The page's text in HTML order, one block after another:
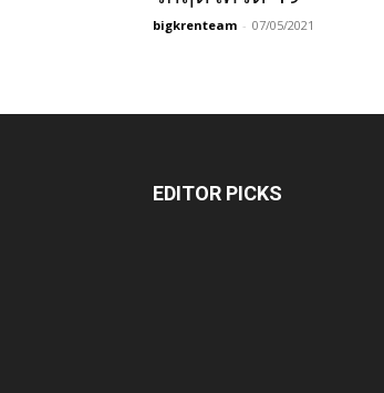
bigkrenteam - 07/05/2021
EDITOR PICKS